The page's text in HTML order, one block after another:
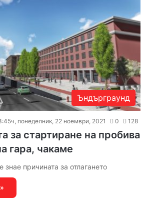
Ъндърграунд
понеделник, 22 ноември, 2021 0 128
за стартиране на пробива
гара, чакаме
причината за отлагането